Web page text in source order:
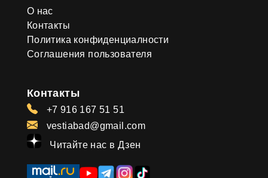
О нас
Контакты
Политика конфиденциалности
Соглашения пользователя
Контакты
+7 916 167 51 51
vestiabad@gmail.com
Читайте нас в Дзен